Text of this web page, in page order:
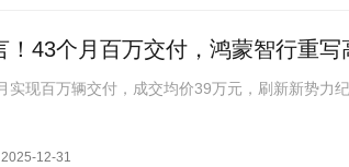
！43个月百万交付，鸿蒙智行重写
实现百万辆交付，成交均价39万元，刷新新势力
2025-12-31